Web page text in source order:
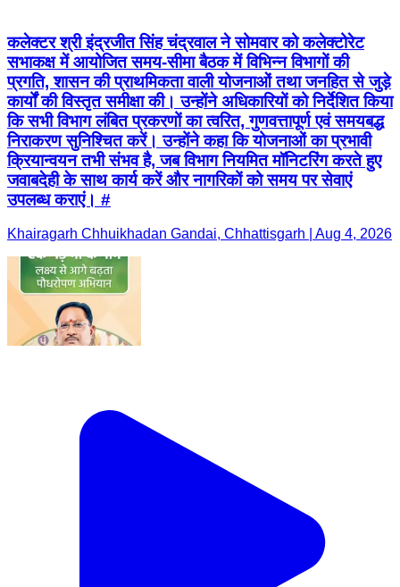
कलेक्टर श्री इंद्रजीत सिंह चंद्रवाल ने सोमवार को कलेक्टोरेट
सभाकक्ष में आयोजित समय-सीमा बैठक में विभिन्न विभागों की
प्रगति, शासन की प्राथमिकता वाली योजनाओं तथा जनहित से जुड़े
कार्यों की विस्तृत समीक्षा की। उन्होंने अधिकारियों को निर्देशित किया
कि सभी विभाग लंबित प्रकरणों का त्वरित, गुणवत्तापूर्ण एवं समयबद्ध
निराकरण सुनिश्चित करें। उन्होंने कहा कि योजनाओं का प्रभावी
क्रियान्वयन तभी संभव है, जब विभाग नियमित मॉनिटरिंग करते हुए
जवाबदेही के साथ कार्य करें और नागरिकों को समय पर सेवाएं
उपलब्ध कराएं। #
Khairagarh Chhuikhadan Gandai, Chhattisgarh | Aug 4, 2026